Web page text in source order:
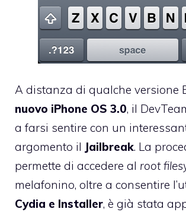
A distanza di qualche versione
nuovo iPhone OS 3.0, il
a farsi sentire con un
argomento il Jailbreak. La
permette di accedere al root
melafonino, oltre a consentire
Cydia e Installer, è già stata